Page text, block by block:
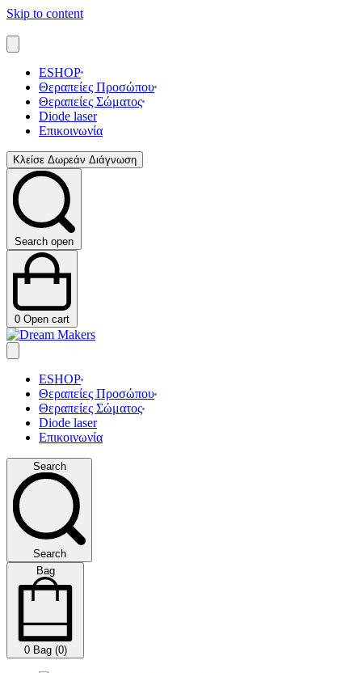
Skip to content
ESHOP
Θεραπείες Προσώπου
Θεραπείες Σώματος
Diode laser
Επικοινωνία
Κλείσε Δωρεάν Διάγνωση
Search open
0 Open cart
ESHOP
Θεραπείες Προσώπου
Θεραπείες Σώματος
Diode laser
Επικοινωνία
Search
Search
Bag
0 Bag (0)